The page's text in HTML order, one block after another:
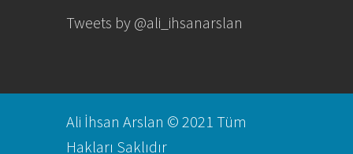
Tweets by @ali_ihsanarslan
Ali İhsan Arslan © 2021 Tüm
Hakları Saklıdır